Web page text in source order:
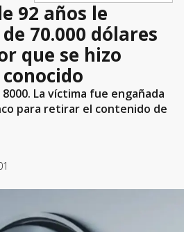
92 años le
70.000 dólares
que se hizo
La víctima fue engañada
para retirar el contenido de